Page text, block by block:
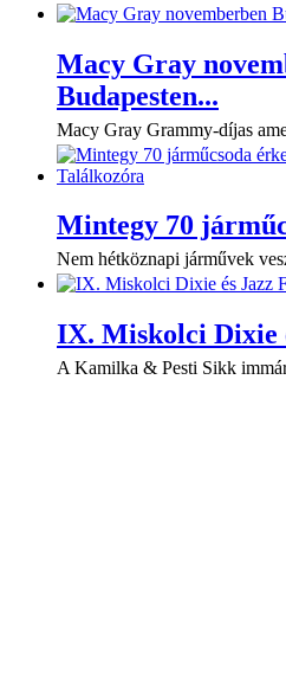
Macy Gray
Budapesten...
Macy Gray Grammy-díjas
Mintegy 70
Nem hétköznapi járművek
IX. Miskolci Dixie
A Kamilka & Pesti Sikk